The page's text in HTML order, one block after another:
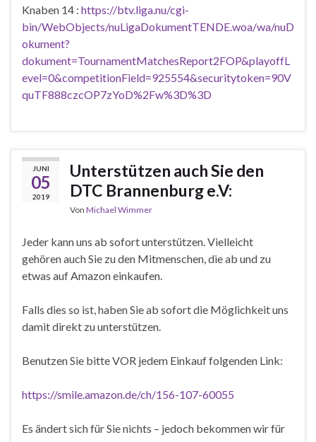
Knaben 14 : https://btv.liga.nu/cgi-
bin/WebObjects/nuLigaDokumentTENDE.woa/wa/nuD
okument?
dokument=TournamentMatchesReport2FOP&playoffL
evel=0&competitionField=925554&securitytoken=90V
quTF888czcOP7zYoD%2Fw%3D%3D
JUNI
05
2019
Unterstützen auch Sie den
DTC Brannenburg e.V:
Von Michael Wimmer
Jeder kann uns ab sofort unterstützen. Vielleicht
gehören auch Sie zu den Mitmenschen, die ab und zu
etwas auf Amazon einkaufen.
Falls dies so ist, haben Sie ab sofort die Möglichkeit uns
damit direkt zu unterstützen.
Benutzen Sie bitte VOR jedem Einkauf folgenden Link:
https://smile.amazon.de/ch/156-107-60055
Es ändert sich für Sie nichts – jedoch bekommen wir für